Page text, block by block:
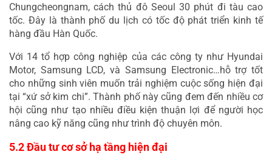
Chungcheongnam, cách thủ đô Seoul 30 phút đi tàu cao
tốc. Đây là thành phố du lịch có tốc độ phát triển kinh tế
hàng đầu Hàn Quốc.
Với 14 tổ hợp công nghiệp của các công ty như Hyundai
Motor, Samsung LCD, và Samsung Electronic…hỗ trợ tốt
cho những sinh viên muốn trải nghiệm cuộc sống hiện đại
tại “xứ sở kim chi”. Thành phố này cũng đem đến nhiều cơ
hội cũng như tạo nhiều điều kiện thuận lợi để người học
nâng cao kỹ năng cũng như trình độ chuyên môn.
5.2 Đầu tư cơ sở hạ tầng hiện đại